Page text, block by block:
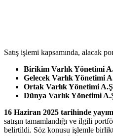
Satış işlemi kapsamında, alacak
Birikim Varlık Yönetimi
Gelecek Varlık Yönetimi
Ortak Varlık Yönetimi
Dünya Varlık Yönetimi
16 Haziran 2025 tarihinde
satışın tamamlandığı ve ilgili
belirtildi. Söz konusu işlemle